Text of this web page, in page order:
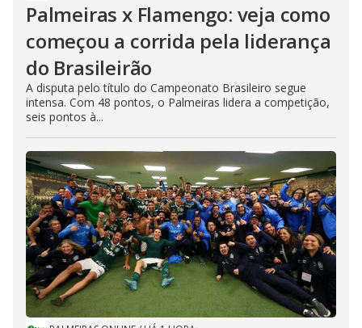
Palmeiras x Flamengo: veja como
começou a corrida pela liderança
do Brasileirão
A disputa pelo título do Campeonato Brasileiro segue
intensa. Com 48 pontos, o Palmeiras lidera a competição,
seis pontos à...